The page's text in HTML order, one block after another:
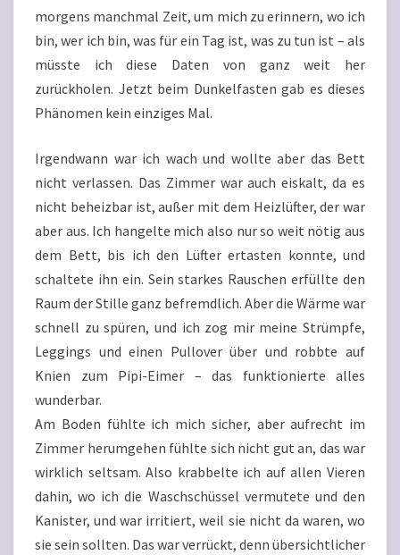
morgens manchmal Zeit, um mich zu erinnern, wo ich
bin, wer ich bin, was für ein Tag ist, was zu tun ist – als
müsste ich diese Daten von ganz weit her
zurückholen. Jetzt beim Dunkelfasten gab es dieses
Phänomen kein einziges Mal.
Irgendwann war ich wach und wollte aber das Bett
nicht verlassen. Das Zimmer war auch eiskalt, da es
nicht beheizbar ist, außer mit dem Heizlüfter, der war
aber aus. Ich hangelte mich also nur so weit nötig aus
dem Bett, bis ich den Lüfter ertasten konnte, und
schaltete ihn ein. Sein starkes Rauschen erfüllte den
Raum der Stille ganz befremdlich. Aber die Wärme war
schnell zu spüren, und ich zog mir meine Strümpfe,
Leggings und einen Pullover über und robbte auf
Knien zum Pipi-Eimer – das funktionierte alles
wunderbar.
Am Boden fühlte ich mich sicher, aber aufrecht im
Zimmer herumgehen fühlte sich nicht gut an, das war
wirklich seltsam. Also krabbelte ich auf allen Vieren
dahin, wo ich die Waschschüssel vermutete und den
Kanister, und war irritiert, weil sie nicht da waren, wo
sie sein sollten. Das war verrückt, denn übersichtlicher